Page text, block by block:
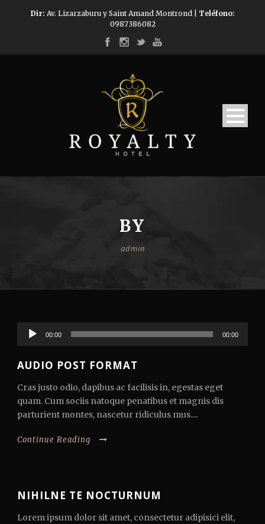
Dir: Av. Lizarzaburu y Saint Amand Montrond | Teléfono:
0987386082
BY
admin
Reproductor
00:00 00:00
AUDIO POST FORMAT
Cras justo odio, dapibus ac facilisis in, egestas eget
quam. Cum sociis natoque penatibus et magnis dis
parturient montes, nascetur ridiculus mus....
Continue Reading
NIHILNE TE NOCTURNUM
Lorem ipsum dolor sit amet, consectetur adipisici elit,